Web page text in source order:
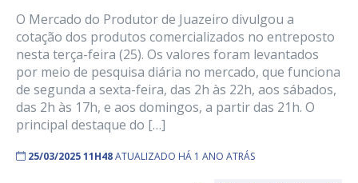
O Mercado do Produtor de Juazeiro divulgou a
cotação dos produtos comercializados no entreposto
nesta terça-feira (25). Os valores foram levantados
por meio de pesquisa diária no mercado, que funciona
de segunda a sexta-feira, das 2h às 22h, aos sábados,
das 2h às 17h, e aos domingos, a partir das 21h. O
principal destaque do […]
25/03/2025 11H48ATUALIZADO HÁ 1 ANO ATRÁS